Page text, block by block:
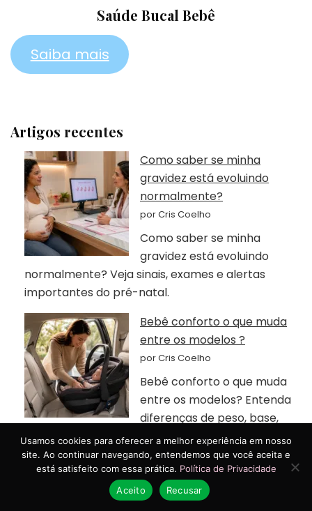
Saúde Bucal Bebê
Saiba mais
Artigos recentes
Como saber se minha
gravidez está evoluindo
normalmente?
por Cris Coelho
Como saber se minha
gravidez está evoluindo
normalmente? Veja sinais, exames e alertas
importantes do pré-natal.
Bebê conforto o que muda
entre os modelos ?
por Cris Coelho
Bebê conforto o que muda
entre os modelos? Entenda
diferenças de peso, base,
instalação, segurança e conforto.
Quais móveis realmente
fazem diferença em um
quarto compartilhado entre
Usamos cookies para oferecer a melhor experiência em nosso
site. Ao continuar navegando, entendemos que você aceita e
está satisfeito com essa prática. Política de Privacidade
Aceito
Recusar